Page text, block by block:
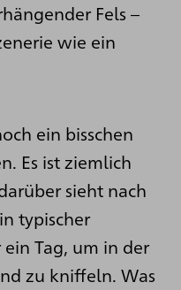
Fels –
wie ein
ein bisschen
Es ist ziemlich
sieht nach
typischer
Tag, um in der
zu kniffeln. Was